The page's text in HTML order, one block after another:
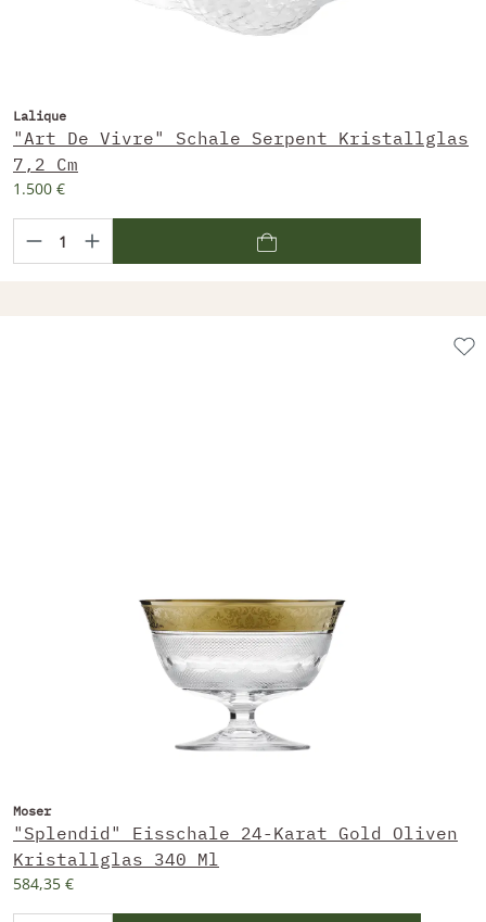
Lalique
"Art De Vivre" Schale Serpent Kristallglas
7,2 Cm
1.500 €
Moser
"Splendid" Eisschale 24-Karat Gold Oliven
Kristallglas 340 Ml
584,35 €